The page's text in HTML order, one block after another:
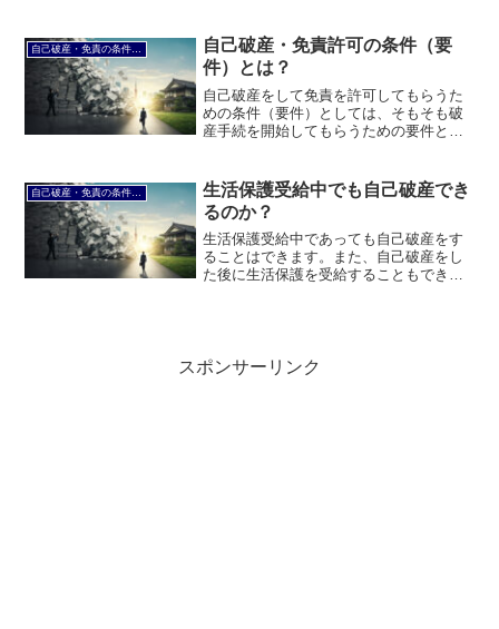
自己破産・免責許可の条件（要
件）とは？
自己破産をして免責を許可してもらうた
めの条件（要件）としては、そもそも破
産手続を開始してもらうための要件と、
己破産・免責許可の条件（要件）につい
て説明します。
生活保護受給中でも自己破産でき
るのか？
生活保護受給中であっても自己破産をす
ることはできます。また、自己破産をし
た後に生活保護を受給することもできま
スポンサーリンク